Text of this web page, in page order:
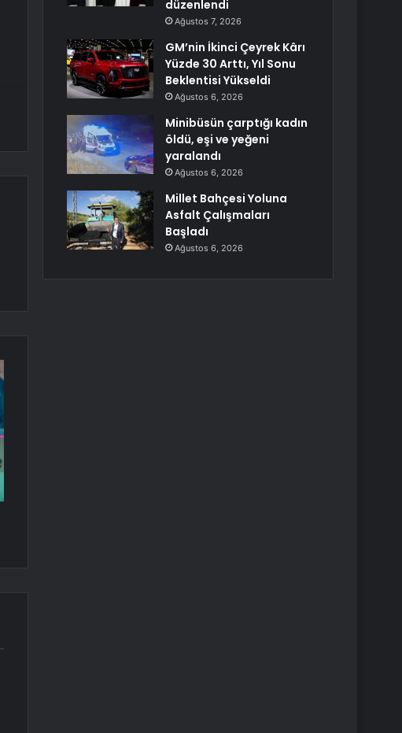
düzenlendi
Ağustos 7, 2026
GM’nin İkinci Çeyrek Kârı
Yüzde 30 Arttı, Yıl Sonu
Beklentisi Yükseldi
Ağustos 6, 2026
Minibüsün çarptığı kadın
öldü, eşi ve yeğeni
yaralandı
Ağustos 6, 2026
Millet Bahçesi Yoluna
Asfalt Çalışmaları
Başladı
Ağustos 6, 2026